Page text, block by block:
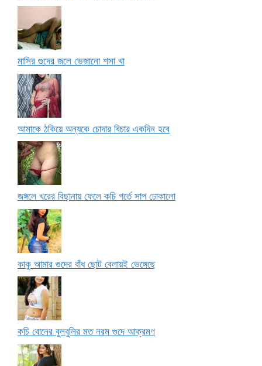
মাসির গুদের জলে ভেজানো শসা খা
আমাকে ঠকিয়ে অন্যকে চোদার বিচার একদিন হবে
জঙ্গলে খরের বিছানায় ফেলে কচি গর্তে সাপ ঢোকালো
কাকু আমার গুদের বাঁধ ছোট বেলায়ই ভেঙ্গেছে
কচি বোনের বুলবুলির মত নরম গুদে আক্রমণ